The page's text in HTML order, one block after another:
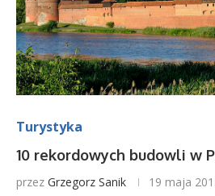
Turystyka
10 rekordowych budowli w
przez Grzegorz Sanik 19 maja